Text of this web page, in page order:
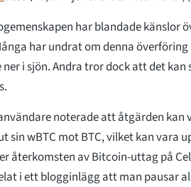
har blandade känslor
har undrat om denna
ner i sjön. Andra tror dock att det
noterade att åtgärden kan
sin wBTC mot BTC, vilket kan vara
återkomsten av Bitcoin-uttag på
i ett blogginlägg att man pausar